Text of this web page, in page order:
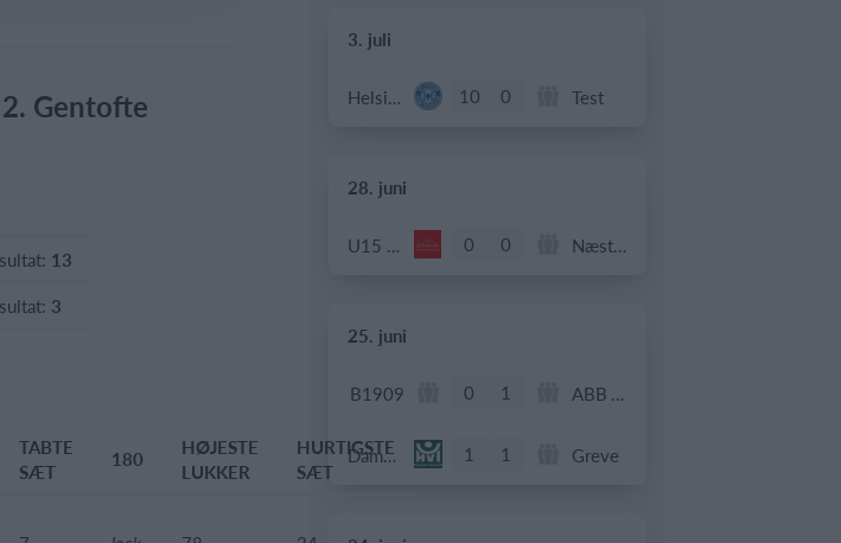
Gentofte
13
3
TABTE
SÆT
180
HØJESTE
LUKKER
HURTIGSTE
SÆT
3. juli
Helsingør If Senior 10 0 Test
28. juni
U15 piger 0 0 Næstved
25. juni
B1909 0 1 ABB Veteran
Dame Senior 1 1 Greve